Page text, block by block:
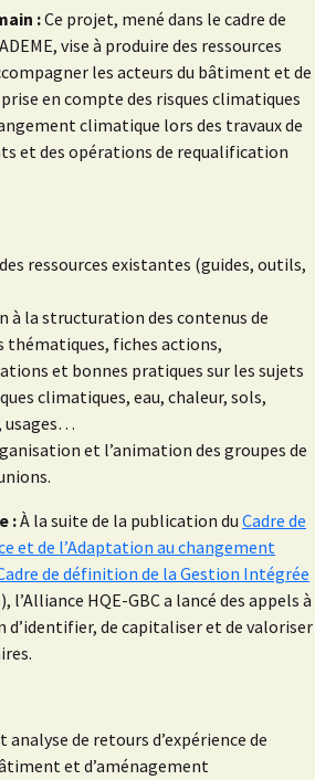
:Ce projet, mené dans le cadre de
vise à produire des ressources
les acteurs du bâtiment et de
en compte des risques climatiques
climatique lors des travaux de
et des opérations de requalification
ressources existantes (guides, outils,
à la structuration des contenus de
thématiques, fiches actions,
et bonnes pratiques sur les sujets
climatiques, eau, chaleur, sols,
usages…
et l’animation des groupes de
:À la suite de la publication du Cadre de
et de l’Adaptation au changement
de définition de la Gestion Intégrée
l’Alliance HQE-GBC a lancé des appels à
d’identifier, de capitaliser et de valoriser
analyse de retours d’expérience de
et d’aménagement